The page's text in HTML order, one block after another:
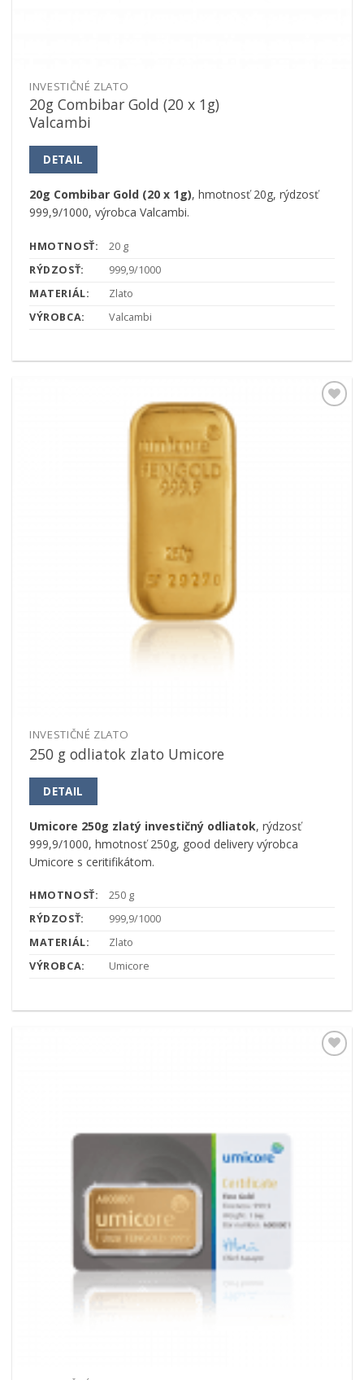
INVESTIČNÉ ZLATO
20g Combibar Gold (20 x 1g)
Valcambi
DETAIL
20g Combibar Gold (20 x 1g), hmotnosť 20g, rýdzosť
999,9/1000, výrobca Valcambi.
HMOTNOSŤ:
20 g
RÝDZOSŤ:
999,9/1000
MATERIÁL:
Zlato
VÝROBCA:
Valcambi
INVESTIČNÉ ZLATO
250 g odliatok zlato Umicore
DETAIL
Umicore 250g zlatý investičný odliatok, rýdzosť
999,9/1000, hmotnosť 250g, good delivery výrobca
Umicore s ceritifikátom.
HMOTNOSŤ:
250 g
RÝDZOSŤ:
999,9/1000
MATERIÁL:
Zlato
VÝROBCA:
Umicore